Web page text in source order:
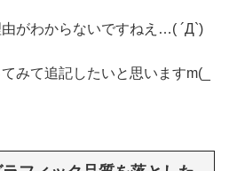
がわからないですねえ…( ´Д`)
みて追記したいと思いますm(_